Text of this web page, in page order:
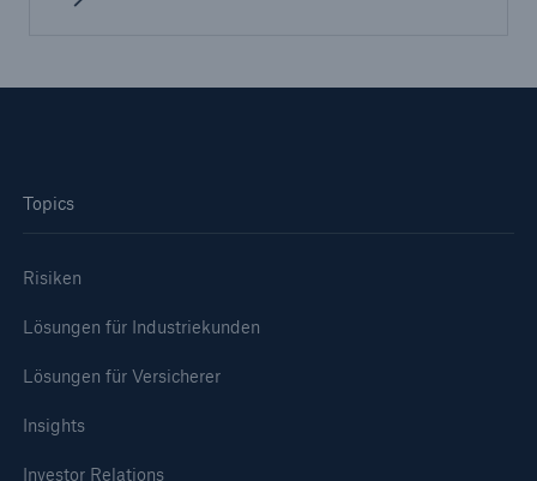
Topics
Risiken
Lösungen für Industriekunden
Lösungen für Versicherer
Insights
Investor Relations
Aktionärsinformationen
2024
2023
2022
2021